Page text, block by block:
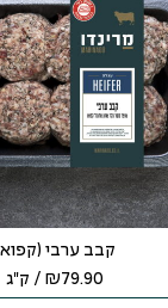
קבב ערבי
₪79.90 / ק"ג